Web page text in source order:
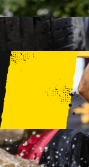
15 PRZESZKÓD
KIDS
15 PRZESZKÓD
TRENINGI
WYDARZENIA
RUNMAGEDDON
22/23.08.2026
RUNMAGEDDON
12/13.09.2026
RUNMAGEDDON
RUNMAGEDDON